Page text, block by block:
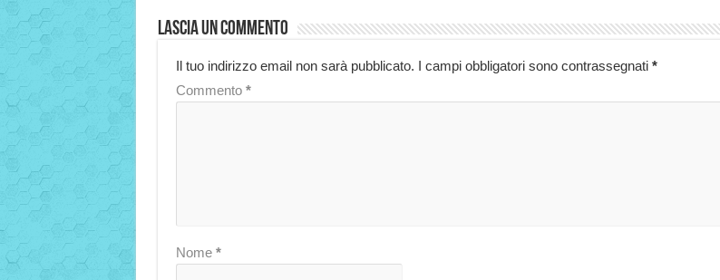
Lascia un commento
Il tuo indirizzo email non sarà pubblicato. I campi obbligatori sono contrassegnati *
Commento *
Nome *